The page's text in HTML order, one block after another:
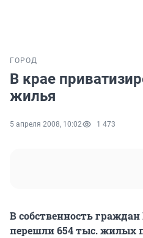
ГОРОД
В крае
жилья
5 апреля 2008, 10:02 1 473
В собственность
перешли 654 тыс. жилых